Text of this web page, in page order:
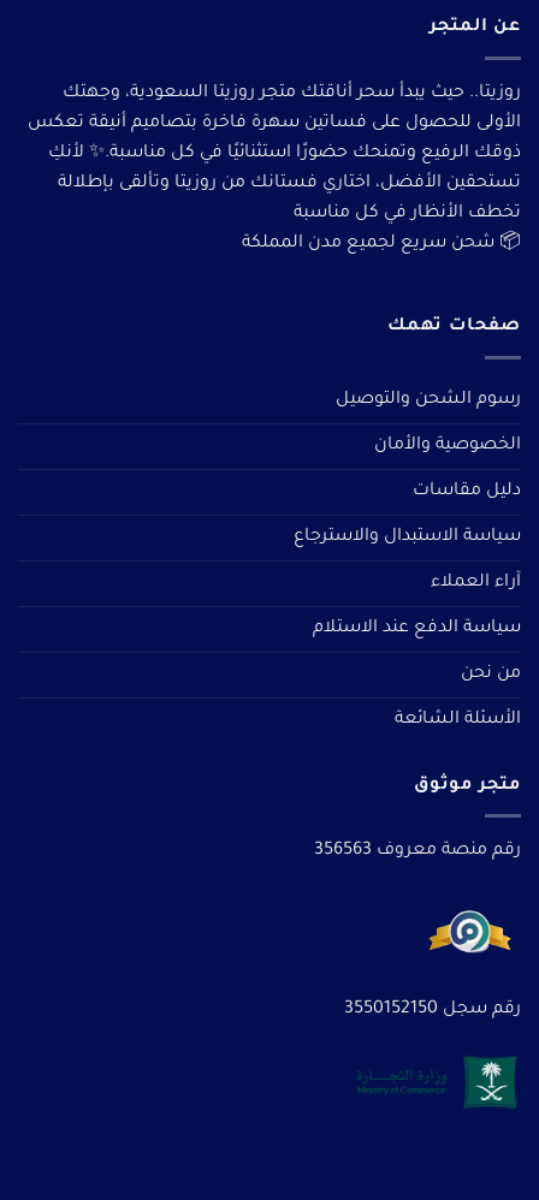
عن المتجر
روزيتا.. حيث يبدأ سحر أناقتك متجر روزيتا السعودية، وجهتك
الأولى للحصول على فساتين سهرة فاخرة بتصاميم أنيقة تعكس
ذوقك الرفيع وتمنحك حضورًا استثنائيًا في كل مناسبة.✨ لأنكِ
تستحقين الأفضل، اختاري فستانك من روزيتا وتألقى بإطلالة
تخطف الأنظار في كل مناسبة
📦 شحن سريع لجميع مدن المملكة
صفحات تهمك
رسوم الشحن والتوصيل
الخصوصية والأمان
دليل مقاسات
سياسة الاستبدال والاسترجاع
آراء العملاء
سياسة الدفع عند الاستلام
من نحن
الأسئلة الشائعة
متجر موثوق
رقم منصة معروف 356563
رقم سجل 3550152150